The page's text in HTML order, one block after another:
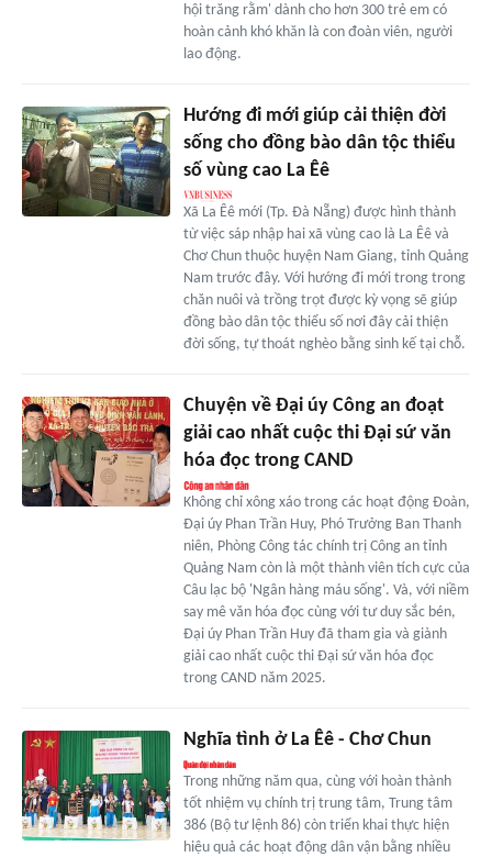
hội trăng rằm' dành cho hơn 300 trẻ em có
hoàn cảnh khó khăn là con đoàn viên, người
lao động.
Hướng đi mới giúp cải thiện đời
sống cho đồng bào dân tộc thiểu
số vùng cao La Êê
Xã La Êê mới (Tp. Đà Nẵng) được hình thành
từ việc sáp nhập hai xã vùng cao là La Êê và
Chơ Chun thuộc huyện Nam Giang, tỉnh Quảng
Nam trước đây. Với hướng đi mới trong trong
chăn nuôi và trồng trọt được kỳ vọng sẽ giúp
đồng bào dân tộc thiểu số nơi đây cải thiện
đời sống, tự thoát nghèo bằng sinh kế tại chỗ.
Chuyện về Đại úy Công an đoạt
giải cao nhất cuộc thi Đại sứ văn
hóa đọc trong CAND
Không chỉ xông xáo trong các hoạt động Đoàn,
Đại úy Phan Trần Huy, Phó Trưởng Ban Thanh
niên, Phòng Công tác chính trị Công an tỉnh
Quảng Nam còn là một thành viên tích cực của
Câu lạc bộ 'Ngân hàng máu sống'. Và, với niềm
say mê văn hóa đọc cùng với tư duy sắc bén,
Đại úy Phan Trần Huy đã tham gia và giành
giải cao nhất cuộc thi Đại sứ văn hóa đọc
trong CAND năm 2025.
Nghĩa tình ở La Êê - Chơ Chun
Trong những năm qua, cùng với hoàn thành
tốt nhiệm vụ chính trị trung tâm, Trung tâm
386 (Bộ tư lệnh 86) còn triển khai thực hiện
hiệu quả các hoạt động dân vận bằng nhiều